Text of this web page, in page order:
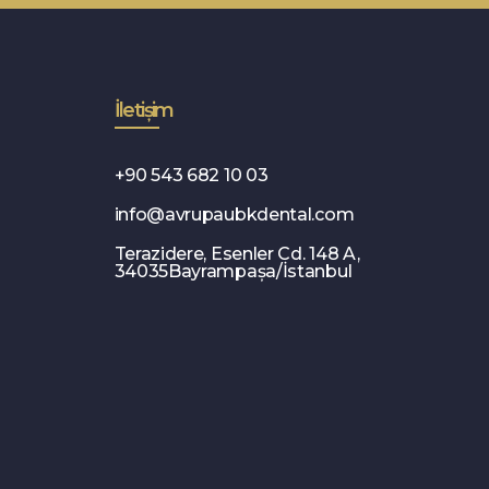
İletişim
+90 543 682 10 03
info@avrupaubkdental.com
Terazidere, Esenler Cd. 148 A,
34035Bayrampaşa/İstanbul